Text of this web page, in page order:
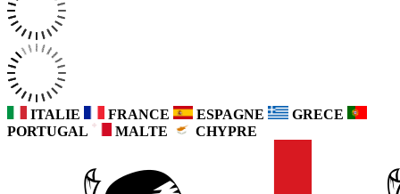
ITALIE FRANCE ESPAGNE
GRECE
PORTUGAL
MALTE CHYPRE